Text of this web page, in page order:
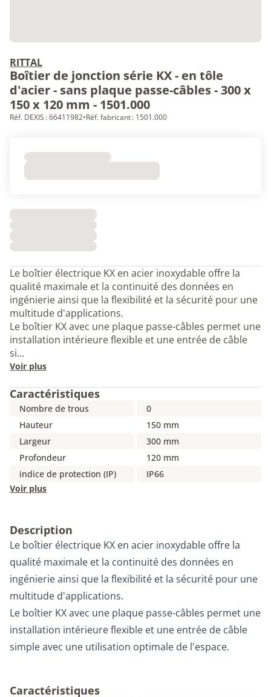
RITTAL
Boîtier de jonction série KX - en tôle
d'acier - sans plaque passe-câbles - 300 x
150 x 120 mm - 1501.000
Réf. DEXIS : 66411982•Réf. fabricant : 1501.000
Le boîtier électrique KX en acier inoxydable offre la
qualité maximale et la continuité des données en
ingénierie ainsi que la flexibilité et la sécurité pour une
multitude d'applications.
Le boîtier KX avec une plaque passe-câbles permet une
installation intérieure flexible et une entrée de câble
si…
Voir plus
Caractéristiques
Nombre de trous
0
Hauteur
150 mm
Largeur
300 mm
Profondeur
120 mm
indice de protection (IP)
IP66
Voir plus
Description
Le boîtier électrique KX en acier inoxydable offre la
qualité maximale et la continuité des données en
ingénierie ainsi que la flexibilité et la sécurité pour une
multitude d'applications.
Le boîtier KX avec une plaque passe-câbles permet une
installation intérieure flexible et une entrée de câble
simple avec une utilisation optimale de l'espace.
Caractéristiques